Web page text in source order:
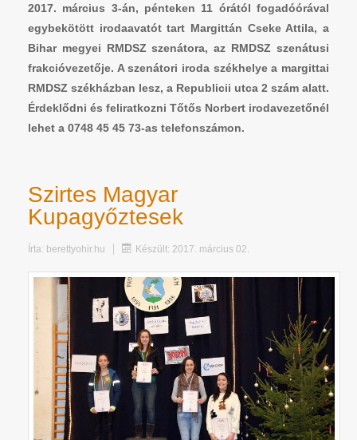
2017. március 3-án, pénteken 11 órától fogadóórával
egybekötött irodaavatót tart Margittán Cseke Attila, a
Bihar megyei RMDSZ szenátora, az RMDSZ szenátusi
frakcióvezetője. A szenátori iroda székhelye a margittai
RMDSZ székházban lesz, a Republicii utca 2 szám alatt.
Érdeklődni és feliratkozni Tőtős Norbert irodavezetőnél
lehet a 0748 45 45 73-as telefonszámon.
Szirtes Magyar
Kupagyőztesek
Írta: berettyohir.hu Készült: 2017. március 02.